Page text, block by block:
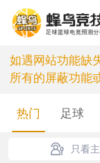
如遇网站功能缺
所有的屏蔽功能
热门 足球
只看